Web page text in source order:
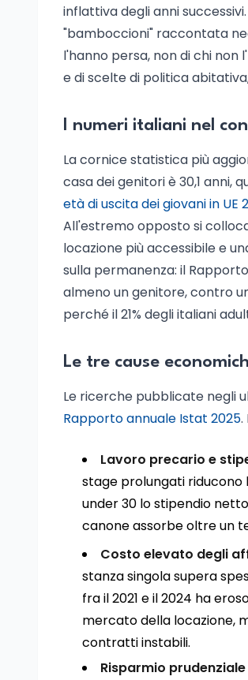
inflattiva degli anni
"bamboccioni" raccontata
l'hanno persa, non di chi non
e di scelte di politica
I numeri italiani nel
La cornice statistica più
casa dei genitori è 30,1 anni,
età di uscita dei giovani in UE
All'estremo opposto si
locazione più accessibile e
sulla permanenza: il
almeno un genitore, contro
perché il 21% degli italiani
Le tre cause
Le ricerche pubblicate negli
Rapporto annuale Istat 2025.
Lavoro precario e
stage prolungati
under 30 lo stipendio
canone assorbe oltre un
Costo elevato degli
stanza singola supera
fra il 2021 e il 2024 ha
mercato della locazione,
contratti instabili.
Risparmio